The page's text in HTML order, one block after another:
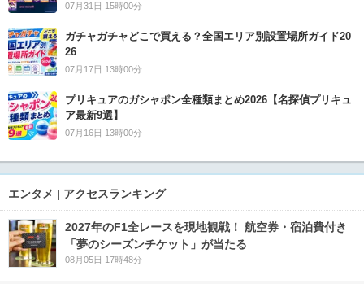
07月31日 15時00分
ガチャガチャどこで買える？全国エリア別設置場所ガイド20
26
07月17日 13時00分
プリキュアのガシャポン全種類まとめ2026【名探偵プリキュ
ア最新9選】
07月16日 13時00分
エンタメ | アクセスランキング
2027年のF1全レースを現地観戦！ 航空券・宿泊費付き
「夢のシーズンチケット」が当たる
08月05日 17時48分